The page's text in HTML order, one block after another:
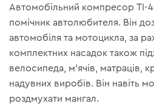
Автомобільний компресор TI-
помічник автолюбителя. Він
автомобіля та мотоцикла, за
комплектних насадок також
велосипеда, м'ячів, матраців,
надувних виробів. Він навіть
роздмухати мангал.